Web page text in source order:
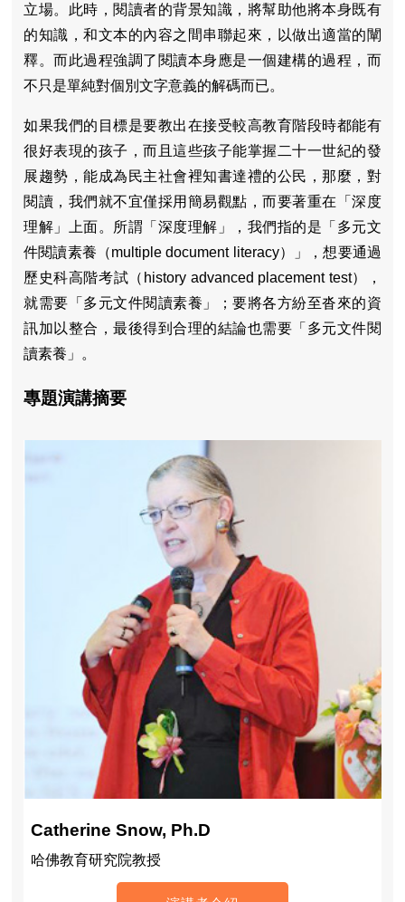
立場。此時，閱讀者的背景知識，將幫助他將本身既有
的知識，和文本的內容之間串聯起來，以做出適當的闡
釋。而此過程強調了閱讀本身應是一個建構的過程，而
不只是單純對個別文字意義的解碼而已。
如果我們的目標是要教出在接受較高教育階段時都能有
很好表現的孩子，而且這些孩子能掌握二十一世紀的發
展趨勢，能成為民主社會裡知書達禮的公民，那麼，對
閱讀，我們就不宜僅採用簡易觀點，而要著重在「深度
理解」上面。所謂「深度理解」，我們指的是「多元文
件閱讀素養（multiple document literacy）」，想要通過
歷史科高階考試（history advanced placement test），
就需要「多元文件閱讀素養」；要將各方紛至沓來的資
訊加以整合，最後得到合理的結論也需要「多元文件閱
讀素養」。
專題演講摘要
Catherine Snow, Ph.D
哈佛教育研究院教授